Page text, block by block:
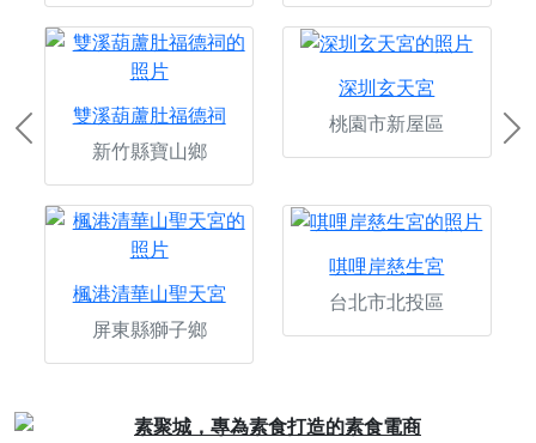
雙溪葫蘆肚福德祠
新竹縣寶山鄉
深圳玄天宮
桃園市新屋區
楓港清華山聖天宮
屏東縣獅子鄉
唭哩岸慈生宮
台北市北投區
Previous